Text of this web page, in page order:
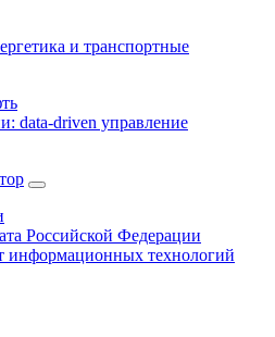
и транспортные
data-driven управление
Российской Федерации
информационных технологий